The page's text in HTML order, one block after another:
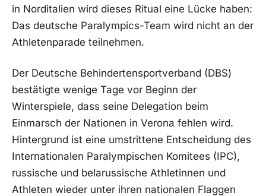
in Norditalien wird dieses Ritual eine Lücke haben:
Das deutsche Paralympics-Team wird nicht an der
Athletenparade teilnehmen.
Der Deutsche Behindertensportverband (DBS)
bestätigte wenige Tage vor Beginn der
Winterspiele, dass seine Delegation beim
Einmarsch der Nationen in Verona fehlen wird.
Hintergrund ist eine umstrittene Entscheidung des
Internationalen Paralympischen Komitees (IPC),
russische und belarussische Athletinnen und
Athleten wieder unter ihren nationalen Flaggen